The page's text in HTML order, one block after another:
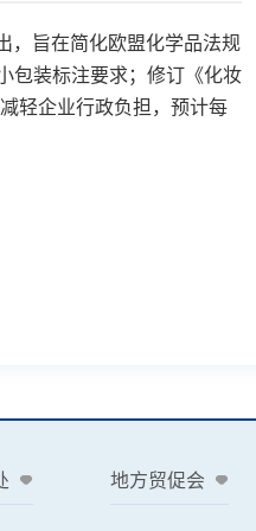
，旨在简化欧盟化学品法规
包装标注要求；修订《化妆
轻企业行政负担，预计每
地方贸促会